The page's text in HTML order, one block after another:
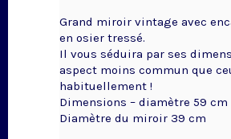
Grand miroir vintage avec
en osier tressé.
Il vous séduira par ses
aspect moins commun que
habituellement !
Dimensions – diamètre 59 cm
Diamètre du miroir 39 cm